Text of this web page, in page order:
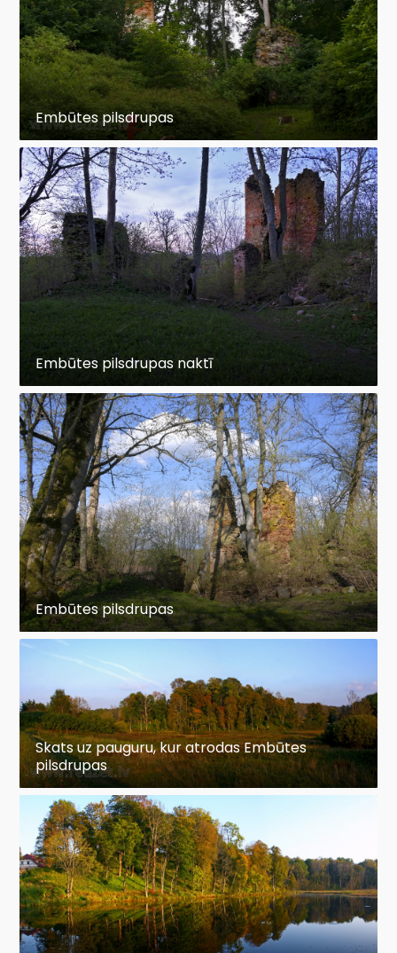
Embūtes pilsdrupas
Embūtes pilsdrupas naktī
Embūtes pilsdrupas
Skats uz pauguru, kur atrodas Embūtes
pilsdrupas